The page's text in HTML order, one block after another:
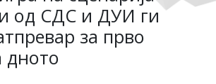
од СДС и ДУИ ги
за прво
дното